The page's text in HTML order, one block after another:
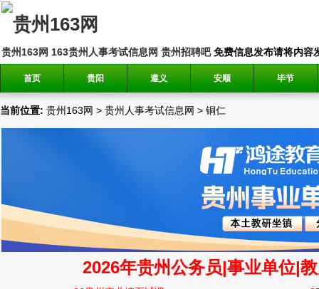
贵州163网 163贵州人事考试信息网 贵州招聘吧免费信息发布请将内容
首页 贵阳 遵义 安顺 毕节
当前位置: 贵州163网 > 贵州人事考试信息网 > 铜仁